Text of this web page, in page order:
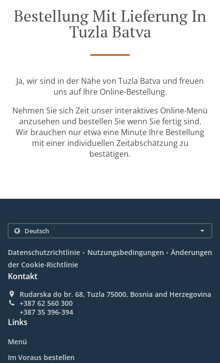
Bestellung Mit Lieferung In
Tuzla Batva
Ja, wir sind in der Nähe von Tuzla Batva und freuen
uns auf Ihre Online-Bestellung.
Nehmen Sie sich Zeit unser interaktives Online-Menü
anzusehen und bestellen Sie wenn Sie fertig sind.
Wir brauchen nur etwa eine Minute Ihre Bestellung
mit einer individuellen Zeitabschätzung zu
bestätigen.
Datenschutzrichtlinie . Nutzungsbedingungen . Änderungen
der Cookie-Richtlinie
Kontakt
Rudarska do br. 68, Tuzla 75000, Bosnia and Herzegovina
+387 62 560 300
+387 35 396-394
Links
Menü
Im Voraus bestellen